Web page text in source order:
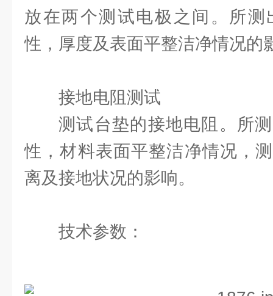
放在两个测试电极之间。所
性，厚度及表面平整洁净情况的
接地电阻测试
测试台垫的接地电阻。所
性，材料表面平整洁净情况，
离及接地状况的影响。
技术参数：